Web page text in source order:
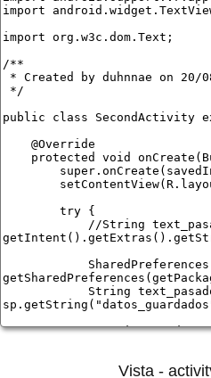
Vista -